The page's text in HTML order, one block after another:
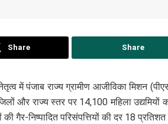
Share Share
में पंजाब राज्य ग्रामीण आजीविका मिशन
और राज्य स्तर पर 14,100 महिला
निष्पादित परिसंपत्तियों की दर 18